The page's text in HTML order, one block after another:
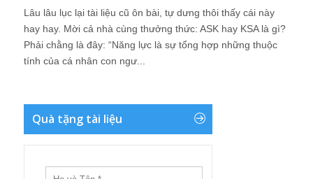
Lâu lâu lục lại tài liệu cũ ôn bài, tự dưng thôi thấy cái này
hay hay. Mời cả nhà cùng thưởng thức: ASK hay KSA là gì?
Phải chằng là đây: “Năng lực là sự tổng hợp những thuộc
tính của cá nhân con ngư...
Quà tặng tài liệu